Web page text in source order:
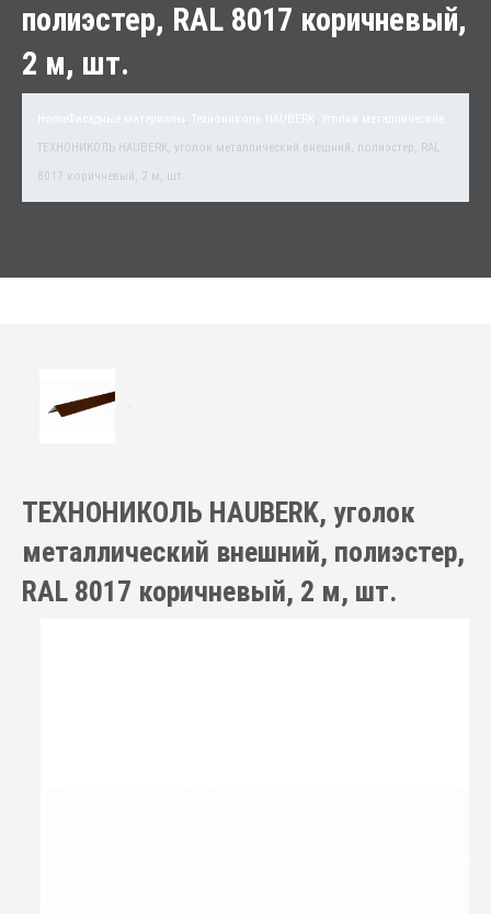
полиэстер, RAL 8017 коричневый,
2 м, шт.
, ,
ТЕХНОНИКОЛЬ HAUBERK, уголок металлический внешний, полиэстер, RAL
8017 коричневый, 2 м, шт.
ТЕХНОНИКОЛЬ HAUBERK, уголок
металлический внешний, полиэстер,
RAL 8017 коричневый, 2 м, шт.